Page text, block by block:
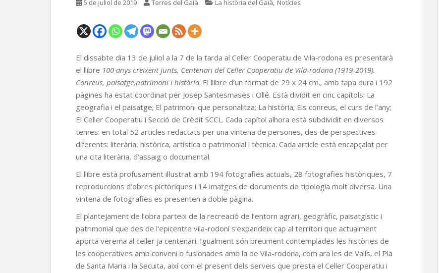
5 de juliol de 2019 Terres del Gaià La història del Gaià, Notícies
El dissabte dia 13 de juliol a la 7 de la tarda al Celler Cooperatiu de Vila-rodona es presentarà
el llibre 100 anys creixent junts. Centenari del Celler Cooperatiu de Vila-rodona (1919-2019).
Conreus, paisatge,patrimoni i història. El llibre d’un format de 29 x 24 cm., amb tapa dura i 192
pàgines ha estat coordinat per Josep Santesmases i Ollé. Està dividit en cinc capítols: La
geografia i el paisatge; El patrimoni que personalitza; La història; Els conreus, el curs de l’any;
El Celler Cooperatiu i Secció de Crèdit SCCL. Cada capítol alhora està subdividit en diversos
temes: en total 52 articles redactats per una vintena de persones, des de perspectives
diferents: literària, històrica, artística o patrimonial i tècnica. Cada article està encapçalat per
una cita literària, d’assaig o documental.
El llibre està profusament il·lustrat amb 194 fotografies actuals, 28 fotografies històriques, 7
reproduccions d’obres pictòriques i 14 imatges de documents de tipologia molt diversa. Una
vintena de fotografies es presenten a doble pàgina.
El plantejament de l’obra parteix de la recreació de l’entorn agrari, geogràfic, paisatgístic i
patrimonial que des de l’epicentre vila-rodoní s’expandeix cap al territori que actualment
aporta verema al celler ja centenari. Igualment són breument contemplades les històries de
les cooperatives amb conveni o fusionades amb la de Vila-rodona, com ara les de Valls, el Pla
de Santa Maria i la Secuita, així com el present dels serveis que presta el Celler Cooperatiu i